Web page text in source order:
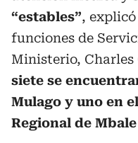
“estables”,
funciones de
Ministerio,
siete se
Mulago y uno en
Regional de